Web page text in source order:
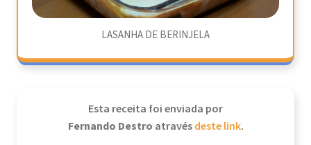
LASANHA DE BERINJELA
Esta receita foi enviada por
Fernando Destro atravésdeste link.